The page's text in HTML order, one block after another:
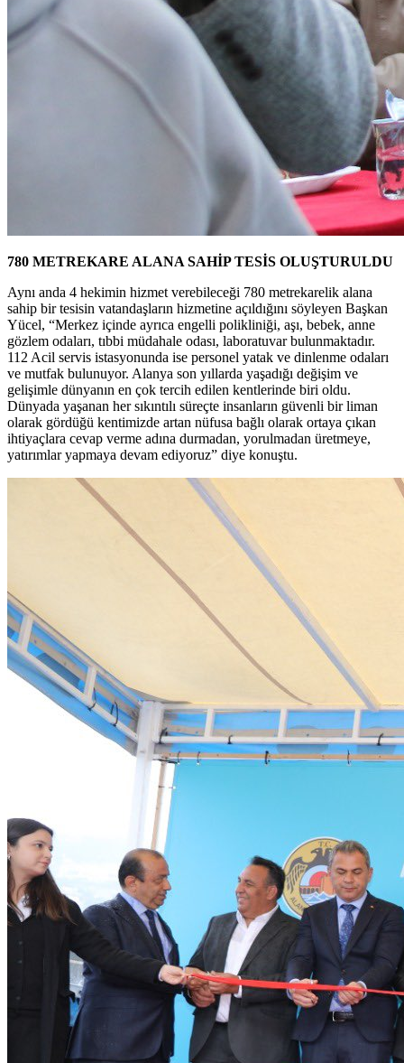
780 METREKARE ALANA SAHİP TESİS OLUŞTURULDU
Aynı anda 4 hekimin hizmet verebileceği 780 metrekarelik alana
sahip bir tesisin vatandaşların hizmetine açıldığını söyleyen Başkan
Yücel, “Merkez içinde ayrıca engelli polikliniği, aşı, bebek, anne
gözlem odaları, tıbbi müdahale odası, laboratuvar bulunmaktadır.
112 Acil servis istasyonunda ise personel yatak ve dinlenme odaları
ve mutfak bulunuyor. Alanya son yıllarda yaşadığı değişim ve
gelişimle dünyanın en çok tercih edilen kentlerinde biri oldu.
Dünyada yaşanan her sıkıntılı süreçte insanların güvenli bir liman
olarak gördüğü kentimizde artan nüfusa bağlı olarak ortaya çıkan
ihtiyaçlara cevap verme adına durmadan, yorulmadan üretmeye,
yatırımlar yapmaya devam ediyoruz” diye konuştu.